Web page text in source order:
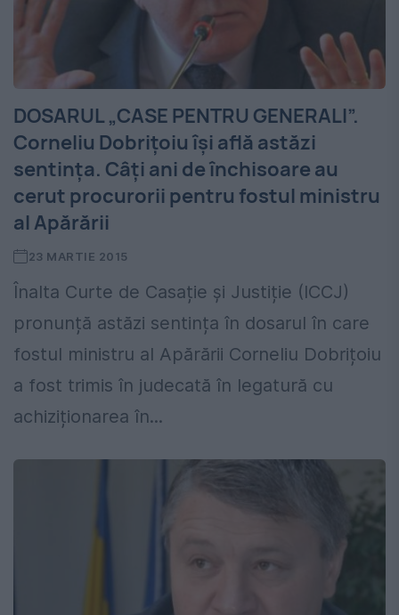
DOSARUL „CASE PENTRU GENERALI”.
Corneliu Dobrițoiu își află astăzi
sentința. Câți ani de închisoare au
cerut procurorii pentru fostul ministru
al Apărării
23 MARTIE 2015
Înalta Curte de Casație și Justiție (ICCJ)
pronunță astăzi sentința în dosarul în care
fostul ministru al Apărării Corneliu Dobrițoiu
a fost trimis în judecată în legatură cu
achiziționarea în...